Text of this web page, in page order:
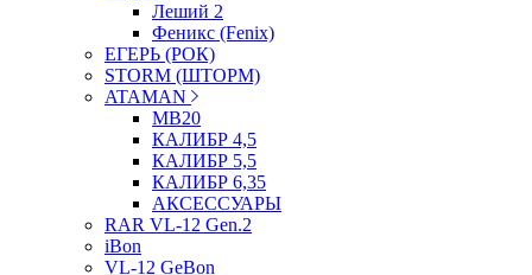
Леший 2
Феникс (Fenix)
ЕГЕРЬ (РОК)
STORM (ШТОРМ)
ATAMAN
МВ20
КАЛИБР 4,5
КАЛИБР 5,5
КАЛИБР 6,35
АКСЕССУАРЫ
RAR VL-12 Gen.2
iBon
VL-12 GeBon